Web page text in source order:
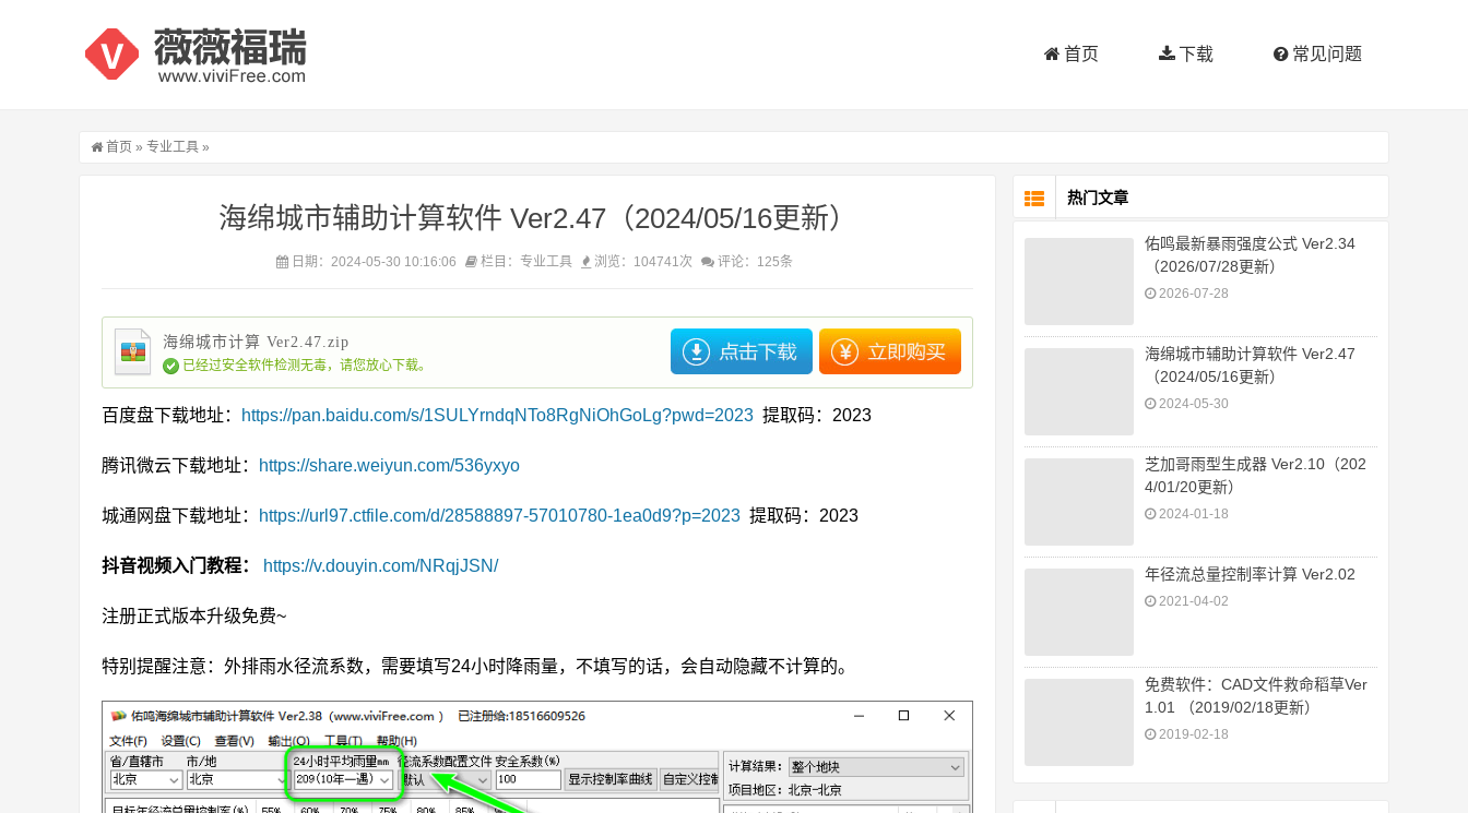
首页 下载 常见问题
首页 » 专业工具 »
海绵城市辅助计算软件 Ver2.47（2024/05/16更新）
日期：2024-05-30 10:16:06 栏目： 专业工具 浏览：104741次 评论：125条
海绵城市计算 Ver2.47.zip
已经过安全软件检测无毒，请您放心下载。
百度盘下载地址： https://pan.baidu.com/s/1SULYrndqNTo8RgNiOhGoLg?pwd=2023 提取码：2023
腾讯微云下载地址： https://share.weiyun.com/536yxyo
城通网盘下载地址： https://url97.ctfile.com/d/28588897-57010780-1ea0d9?p=2023 提取码：2023
抖音视频入门教程： https://v.douyin.com/NRqjJSN/
注册正式版本升级免费~
特别提醒注意：外排雨水径流系数，需要填写24小时降雨量，不填写的话，会自动隐藏不计算的。
热门文章
佑鸣最新暴雨强度公式 Ver2.34
（2026/07/28更新）
2026-07-28
海绵城市辅助计算软件 Ver2.47
（2024/05/16更新）
2024-05-30
芝加哥雨型生成器 Ver2.10（202
4/01/20更新）
2024-01-18
年径流总量控制率计算 Ver2.02
2021-04-02
免费软件：CAD文件救命稻草Ver
1.01 （2019/02/18更新）
2019-02-18